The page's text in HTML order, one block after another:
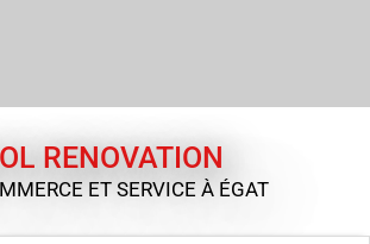
RENOVATION
ET SERVICE À ÉGAT